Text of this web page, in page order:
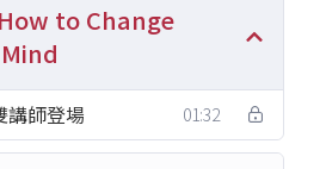
to Change
講師登場 01:32